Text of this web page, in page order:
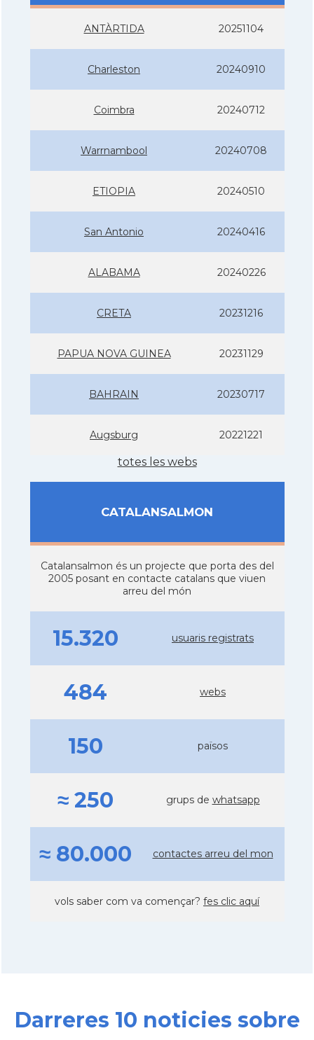
ANTÀRTIDA 20251104
Charleston 20240910
Coimbra 20240712
Warrnambool 20240708
ETIOPIA 20240510
San Antonio 20240416
ALABAMA 20240226
CRETA 20231216
PAPUA NOVA GUINEA 20231129
BAHRAIN 20230717
Augsburg 20221221
totes les webs
CATALANSALMON
Catalansalmon és un projecte que porta des del
2005 posant en contacte catalans que viuen
arreu del món
15.320 usuaris registrats
484 webs
150 països
≈ 250 grups de whatsapp
≈ 80.000 contactes arreu del mon
vols saber com va començar? fes clic aquí
Darreres 10 noticies sobre